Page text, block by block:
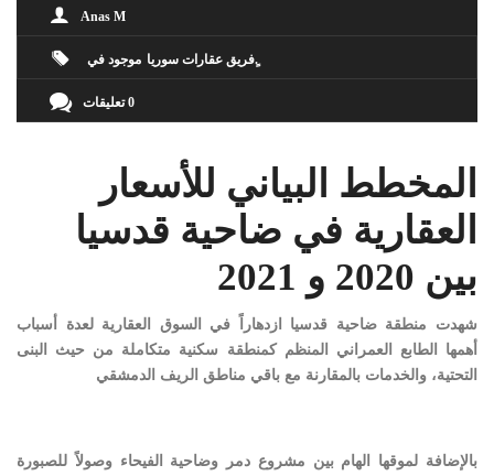
Anas M
موجود في ٍفريق عقارات سوريا
0 تعليقات
المخطط البياني للأسعار
العقارية في ضاحية قدسيا
بين 2020 و 2021
شهدت منطقة ضاحية قدسيا ازدهاراً في السوق العقارية لعدة أسباب
أهمها الطابع العمراني المنظم كمنطقة سكنية متكاملة من حيث البنى
التحتية، والخدمات بالمقارنة مع باقي مناطق الريف الدمشقي
بالإضافة لموقها الهام بين مشروع دمر وضاحية الفيحاء وصولاً للصبورة